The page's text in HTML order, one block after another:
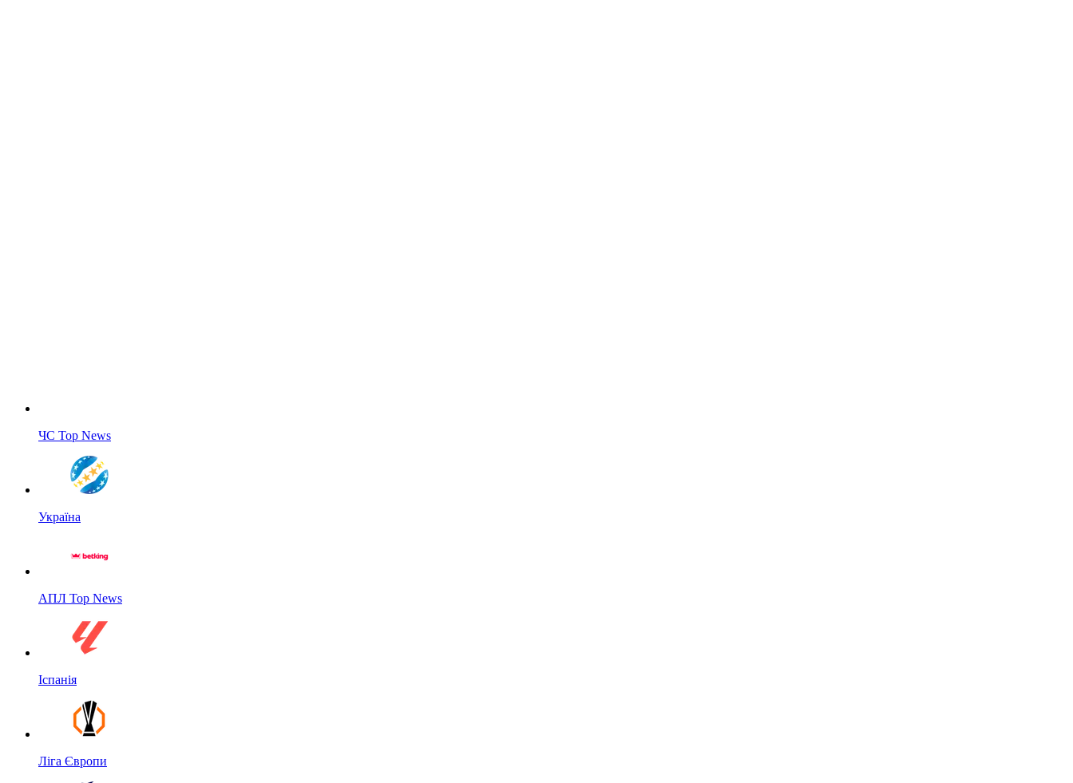
ЧС Top News
Україна
АПЛ Top News
Іспанія
Ліга Європи